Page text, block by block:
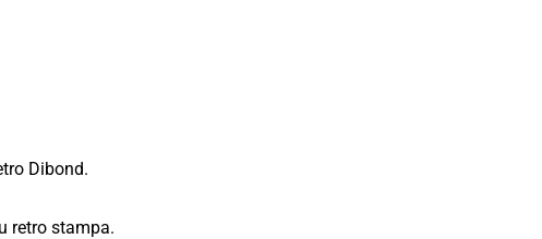
Dibond.
retro stampa.